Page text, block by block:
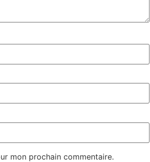
mon prochain commentaire.